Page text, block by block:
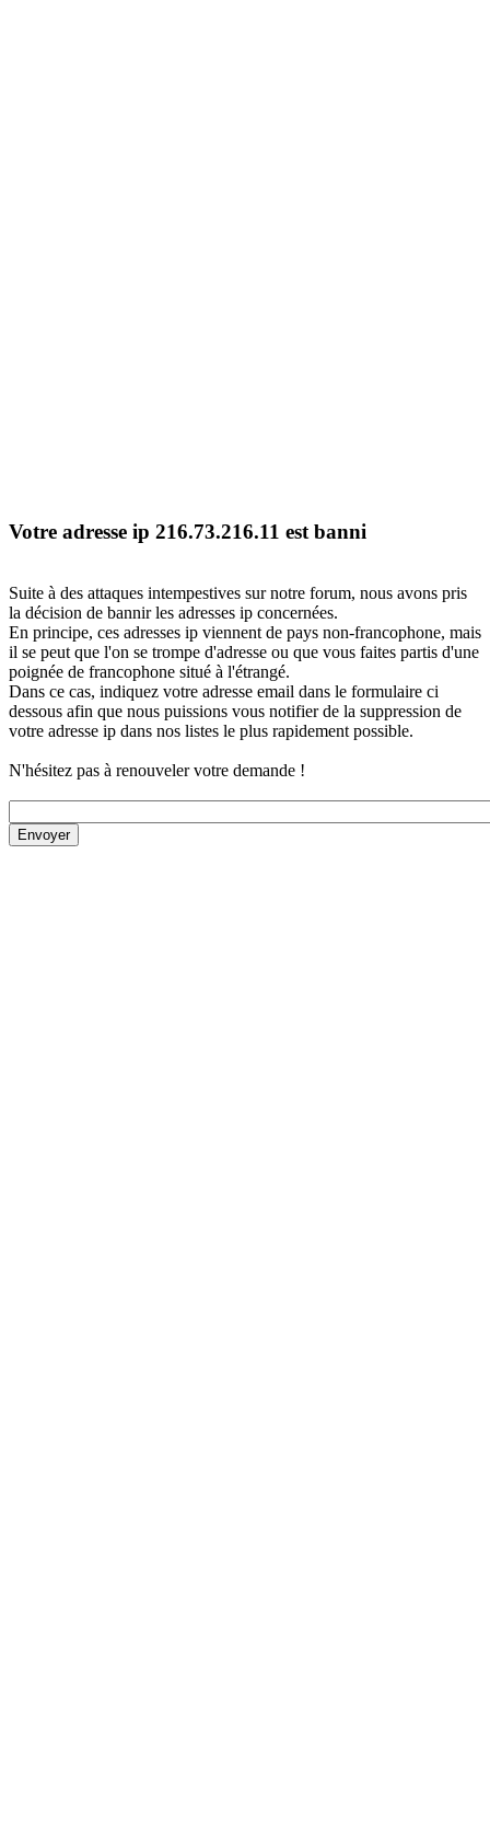
Votre adresse ip 216.73.216.11 est banni
Suite à des attaques intempestives sur notre forum, nous avons pris
la décision de bannir les adresses ip concernées.
En principe, ces adresses ip viennent de pays non-francophone, mais
il se peut que l'on se trompe d'adresse ou que vous faites partis d'une
poignée de francophone situé à l'étrangé.
Dans ce cas, indiquez votre adresse email dans le formulaire ci
dessous afin que nous puissions vous notifier de la suppression de
votre adresse ip dans nos listes le plus rapidement possible.
N'hésitez pas à renouveler votre demande !